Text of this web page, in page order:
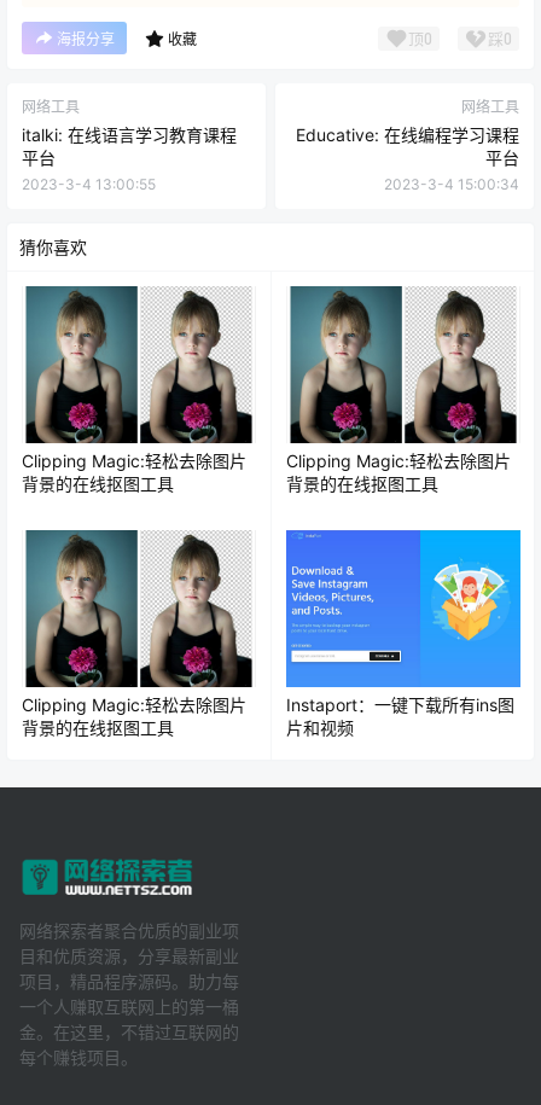
海报分享 收藏 顶0 踩0
网络工具
italki: 在线语言学习教育课程
平台
2023-3-4 13:00:55
网络工具
Educative: 在线编程学习课程
平台
2023-3-4 15:00:34
猜你喜欢
Clipping Magic:轻松去除图片
背景的在线抠图工具
Clipping Magic:轻松去除图片
背景的在线抠图工具
Clipping Magic:轻松去除图片
背景的在线抠图工具
Instaport：一键下载所有ins图
片和视频
网络探索者聚合优质的副业项
目和优质资源，分享最新副业
项目，精品程序源码。助力每
一个人赚取互联网上的第一桶
金。在这里，不错过互联网的
每个赚钱项目。